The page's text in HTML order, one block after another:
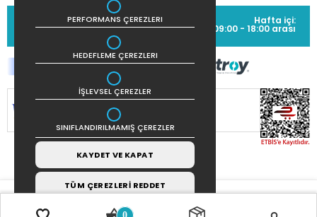
MÜŞTERİ HİZMETLERİ
(0212) 373 77 00
Hafta içi:
09:00 - 18:00 arası
KORUNMAKTADIR.
PERFORMANS ÇEREZLERI
HEDEFLEME ÇEREZLERI
İŞLEVSEL ÇEREZLER
SINIFLANDIRILMAMIŞ ÇEREZLER
KAYDET VE KAPAT
TÜM ÇEREZLERİ REDDET